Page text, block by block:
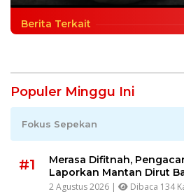
Berita Terkait
Populer Minggu Ini
Fokus Sepekan
#1
Merasa Difitnah,
Laporkan Mantan Dirut
2 Agustus 2026 | Dibaca 134